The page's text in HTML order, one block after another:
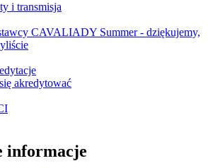
i transmisja
CAVALIADY Summer - dziękujemy,
akredytować
informacje